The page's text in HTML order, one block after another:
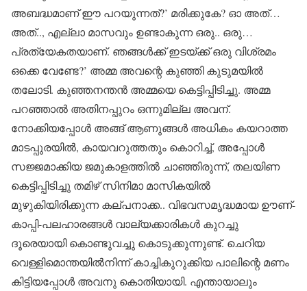
അബദ്ധമാണ് ഈ പറയുന്നത്?’ മരിക്കുകേ? ഓ അത്…
അത്.., എല്ലാ മാസവും ഉണ്ടാകുന്ന ഒരു.. ഒരു…
പ്രത്യേകതയാണ്. ഞങ്ങള്‍ക്ക് ഇടയ്ക്ക് ഒരു വിശ്രമം
ഒക്കെ വേണ്ടേ?’ അമ്മ അവന്റെ കുഞ്ഞി കുടുമയില്‍
തലോടി. കുഞ്ഞനന്തന്‍ അമ്മയെ കെട്ടിപ്പിടിച്ചു. അമ്മ
പറഞ്ഞാല്‍ അതിനപ്പുറം ഒന്നുമില്ല അവന്.
നോക്കിയപ്പോള്‍ അങ്ങ് ആണുങ്ങള്‍ അധികം കയറാത്ത
മാടപ്പുരയില്‍, കായവറുത്തതും കൊറിച്ച്, അപ്പോള്‍
സജ്ജമാക്കിയ ജമുകാളത്തില്‍ ചാഞ്ഞിരുന്ന്, തലയിണ
കെട്ടിപ്പിടിച്ചു തമിഴ് സിനിമാ മാസികയില്‍
മുഴുകിയിരിക്കുന്ന കല്പനാക്ക.. വിഭവസമൃദ്ധമായ ഊണ്-
കാപ്പി-പലഹാരങ്ങള്‍ വാല്യക്കാരികള്‍ കുറച്ചു
ദൂരെയായി കൊണ്ടുവച്ചു കൊടുക്കുന്നുണ്ട്. ചെറിയ
വെള്ളിമൊന്തയില്‍നിന്ന് കാച്ചികുറുക്കിയ പാലിന്റെ മണം
കിട്ടിയപ്പോള്‍ അവനു കൊതിയായി. എന്തായാലും